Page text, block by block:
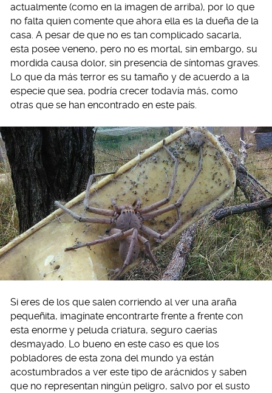
actualmente (como en la imagen de arriba), por lo que
no falta quien comente que ahora ella es la dueña de la
casa. A pesar de que no es tan complicado sacarla,
esta posee veneno, pero no es mortal, sin embargo, su
mordida causa dolor, sin presencia de síntomas graves.
Lo que da más terror es su tamaño y de acuerdo a la
especie que sea, podría crecer todavía más, como
otras que se han encontrado en este país.
Si eres de los que salen corriendo al ver una araña
pequeñita, imagínate encontrarte frente a frente con
esta enorme y peluda criatura, seguro caerías
desmayado. Lo bueno en este caso es que los
pobladores de esta zona del mundo ya están
acostumbrados a ver este tipo de arácnidos y saben
que no representan ningún peligro, salvo por el susto